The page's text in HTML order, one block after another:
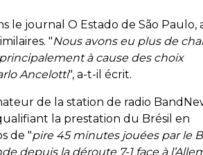
le journal O Estado de São Paulo,
"Nous avons eu plus de
à cause des choix
Ancelotti", a-t-il écrit.
de la station de radio
la prestation du Brésil en
de "pire 45 minutes jouées par le
depuis la déroute 7-1 face à